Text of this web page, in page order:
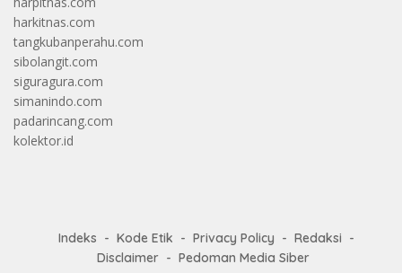
harkitnas.com
tangkubanperahu.com
sibolangit.com
siguragura.com
simanindo.com
padarincang.com
kolektor.id
Indeks Kode Etik Privacy Policy
Redaksi
Disclaimer
Pedoman Media Siber